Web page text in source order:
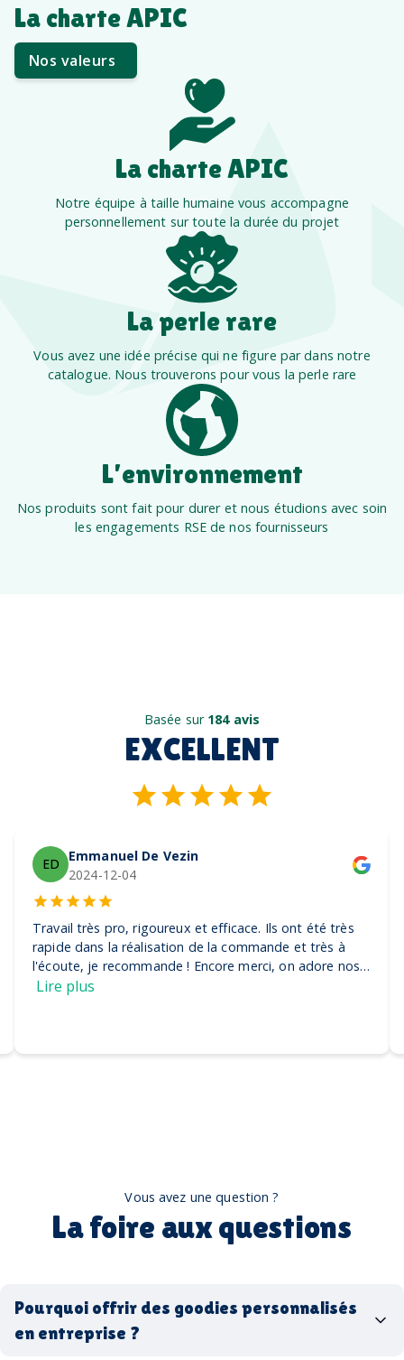
La charte APIC
Nos valeurs
La charte APIC
Notre équipe à taille humaine vous accompagne
personnellement sur toute la durée du projet
La perle rare
Vous avez une idée précise qui ne figure par dans notre
catalogue. Nous trouverons pour vous la perle rare
L’environnement
Nos produits sont fait pour durer et nous étudions avec soin
les engagements RSE de nos fournisseurs
Basée sur 184 avis
EXCELLENT
ED
Emmanuel De Vezin
2024-12-04
Travail très pro, rigoureux et efficace. Ils ont été très
rapide dans la réalisation de la commande et très à
l'écoute, je recommande ! Encore merci, on adore nos
casquettes
Lire plus
Vous avez une question ?
La foire aux questions
Pourquoi offrir des goodies personnalisés
en entreprise ?